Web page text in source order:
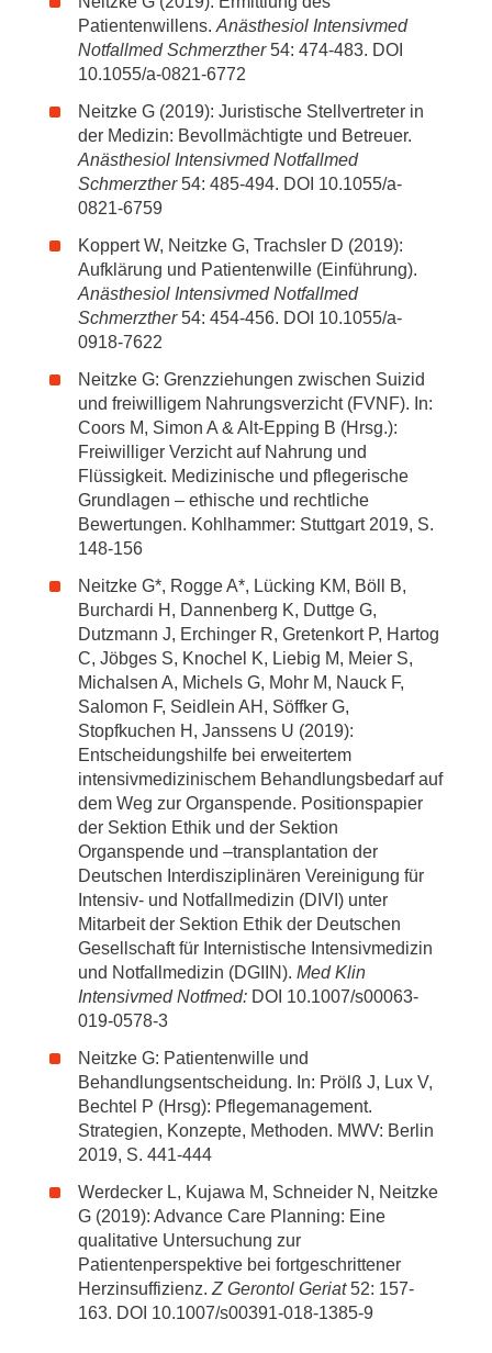
Patientenwillens. Anästhesiol Intensivmed
Notfallmed Schmerzther54: 474-483. DOI
10.1055/a-0821-6772
Neitzke G (2019): Juristische Stellvertreter in
der Medizin: Bevollmächtigte und Betreuer.
Anästhesiol Intensivmed Notfallmed
Schmerzther54: 485-494. DOI 10.1055/a-
0821-6759
Koppert W, Neitzke G, Trachsler D (2019):
Aufklärung und Patientenwille (Einführung).
Anästhesiol Intensivmed Notfallmed
Schmerzther54: 454-456. DOI 10.1055/a-
0918-7622
Neitzke G: Grenzziehungen zwischen Suizid
und freiwilligem Nahrungsverzicht (FVNF). In:
Coors M, Simon A & Alt-Epping B (Hrsg.):
Freiwilliger Verzicht auf Nahrung und
Flüssigkeit. Medizinische und pflegerische
Grundlagen – ethische und rechtliche
Bewertungen. Kohlhammer: Stuttgart 2019, S.
148-156
Neitzke G*, Rogge A*, Lücking KM, Böll B,
Burchardi H, Dannenberg K, Duttge G,
Dutzmann J, Erchinger R, Gretenkort P, Hartog
C, Jöbges S, Knochel K, Liebig M, Meier S,
Michalsen A, Michels G, Mohr M, Nauck F,
Salomon F, Seidlein AH, Söffker G,
Stopfkuchen H, Janssens U (2019):
Entscheidungshilfe bei erweitertem
intensivmedizinischem Behandlungsbedarf auf
dem Weg zur Organspende. Positionspapier
der Sektion Ethik und der Sektion
Organspende und –transplantation der
Deutschen Interdisziplinären Vereinigung für
Intensiv- und Notfallmedizin (DIVI) unter
Mitarbeit der Sektion Ethik der Deutschen
Gesellschaft für Internistische Intensivmedizin
und Notfallmedizin (DGIIN). Med Klin
Intensivmed Notfmed: DOI 10.1007/s00063-
019-0578-3
Neitzke G: Patientenwille und
Behandlungsentscheidung. In: Prölß J, Lux V,
Bechtel P (Hrsg): Pflegemanagement.
Strategien, Konzepte, Methoden. MWV: Berlin
2019, S. 441-444
Werdecker L, Kujawa M, Schneider N, Neitzke
G (2019): Advance Care Planning: Eine
qualitative Untersuchung zur
Patientenperspektive bei fortgeschrittener
Herzinsuffizienz. Z Gerontol Geriat52: 157-
163. DOI 10.1007/s00391-018-1385-9